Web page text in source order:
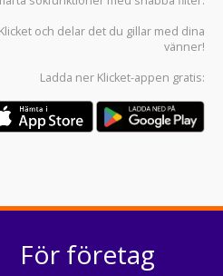
Klicket och delar det du gillar med dina
vänner!
Ladda ner Klicket-appen gratis:
För företag